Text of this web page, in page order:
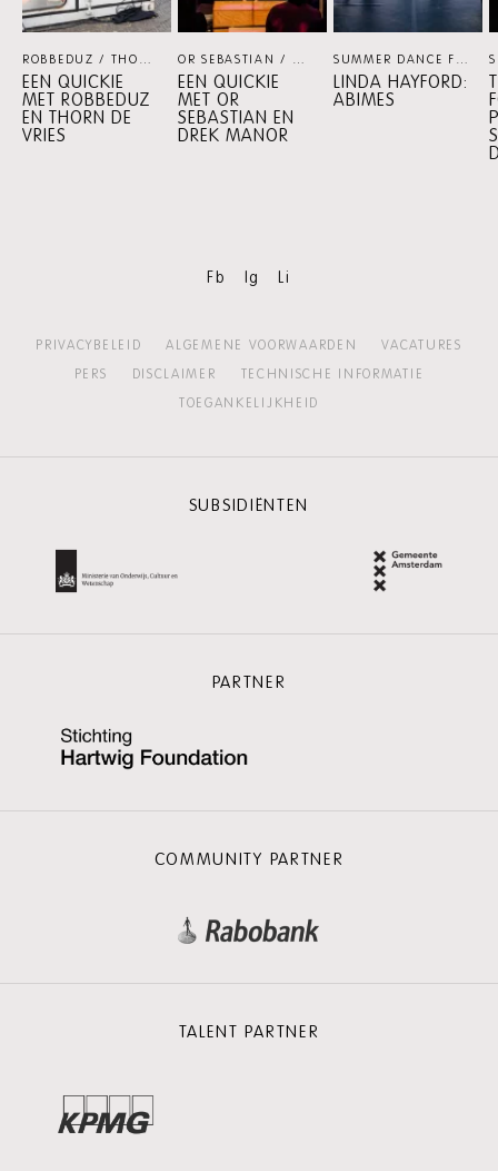
ROBBEDUZ / THORN DE VRIES THEATER
EEN QUICKIE
MET ROBBEDUZ
EN THORN DE
VRIES
OR SEBASTIAN / DREK MANOR THEATER
EEN QUICKIE
MET OR
SEBASTIAN EN
DREK MANOR
SUMMER DANCE FOREVER
LINDA HAYFORD:
ABIMES
Fb Ig Li
PRIVACYBELEID ALGEMENE VOORWAARDEN
VACATURES
PERS
DISCLAIMER
TECHNISCHE INFORMATIE
TOEGANKELIJKHEID
SUBSIDIËNTEN
PARTNER
COMMUNITY PARTNER
TALENT PARTNER